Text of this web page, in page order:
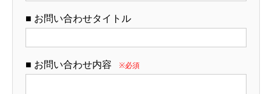
■ お問い合わせタイトル
■ お問い合わせ内容 ※必須